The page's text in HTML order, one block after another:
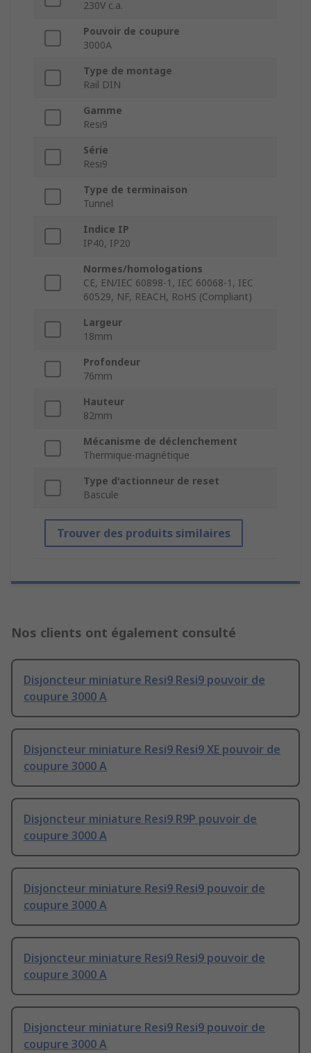
230V c.a.
Pouvoir de coupure
3000A
Type de montage
Rail DIN
Gamme
Resi9
Série
Resi9
Type de terminaison
Tunnel
Indice IP
IP40, IP20
Normes/homologations
CE, EN/IEC 60898-1, IEC 60068-1, IEC
60529, NF, REACH, RoHS (Compliant)
Largeur
18mm
Profondeur
76mm
Hauteur
82mm
Mécanisme de déclenchement
Thermique-magnétique
Type d'actionneur de reset
Bascule
Trouver des produits similaires
Nos clients ont également consulté
Disjoncteur miniature Resi9 Resi9 pouvoir de
coupure 3000 A
Disjoncteur miniature Resi9 Resi9 XE pouvoir de
coupure 3000 A
Disjoncteur miniature Resi9 R9P pouvoir de
coupure 3000 A
Disjoncteur miniature Resi9 Resi9 pouvoir de
coupure 3000 A
Disjoncteur miniature Resi9 Resi9 pouvoir de
coupure 3000 A
Disjoncteur miniature Resi9 Resi9 pouvoir de
coupure 3000 A